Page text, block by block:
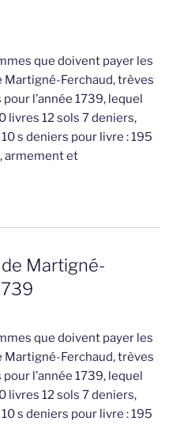
que doivent payer les
Martigné-Ferchaud, trèves
l’année 1739, lequel
livres 12 sols 7 deniers,
s deniers pour livre : 195
armement et
Martigné-
que doivent payer les
Martigné-Ferchaud, trèves
l’année 1739, lequel
livres 12 sols 7 deniers,
s deniers pour livre : 195